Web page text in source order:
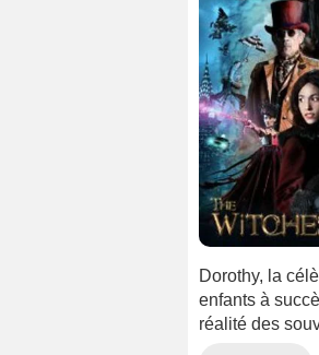
Dorothy, la
enfants à
réalité des